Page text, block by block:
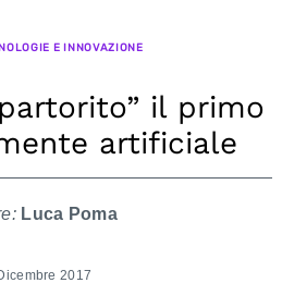
E INNOVAZIONE
il primo
artificiale
Luca Poma
2017